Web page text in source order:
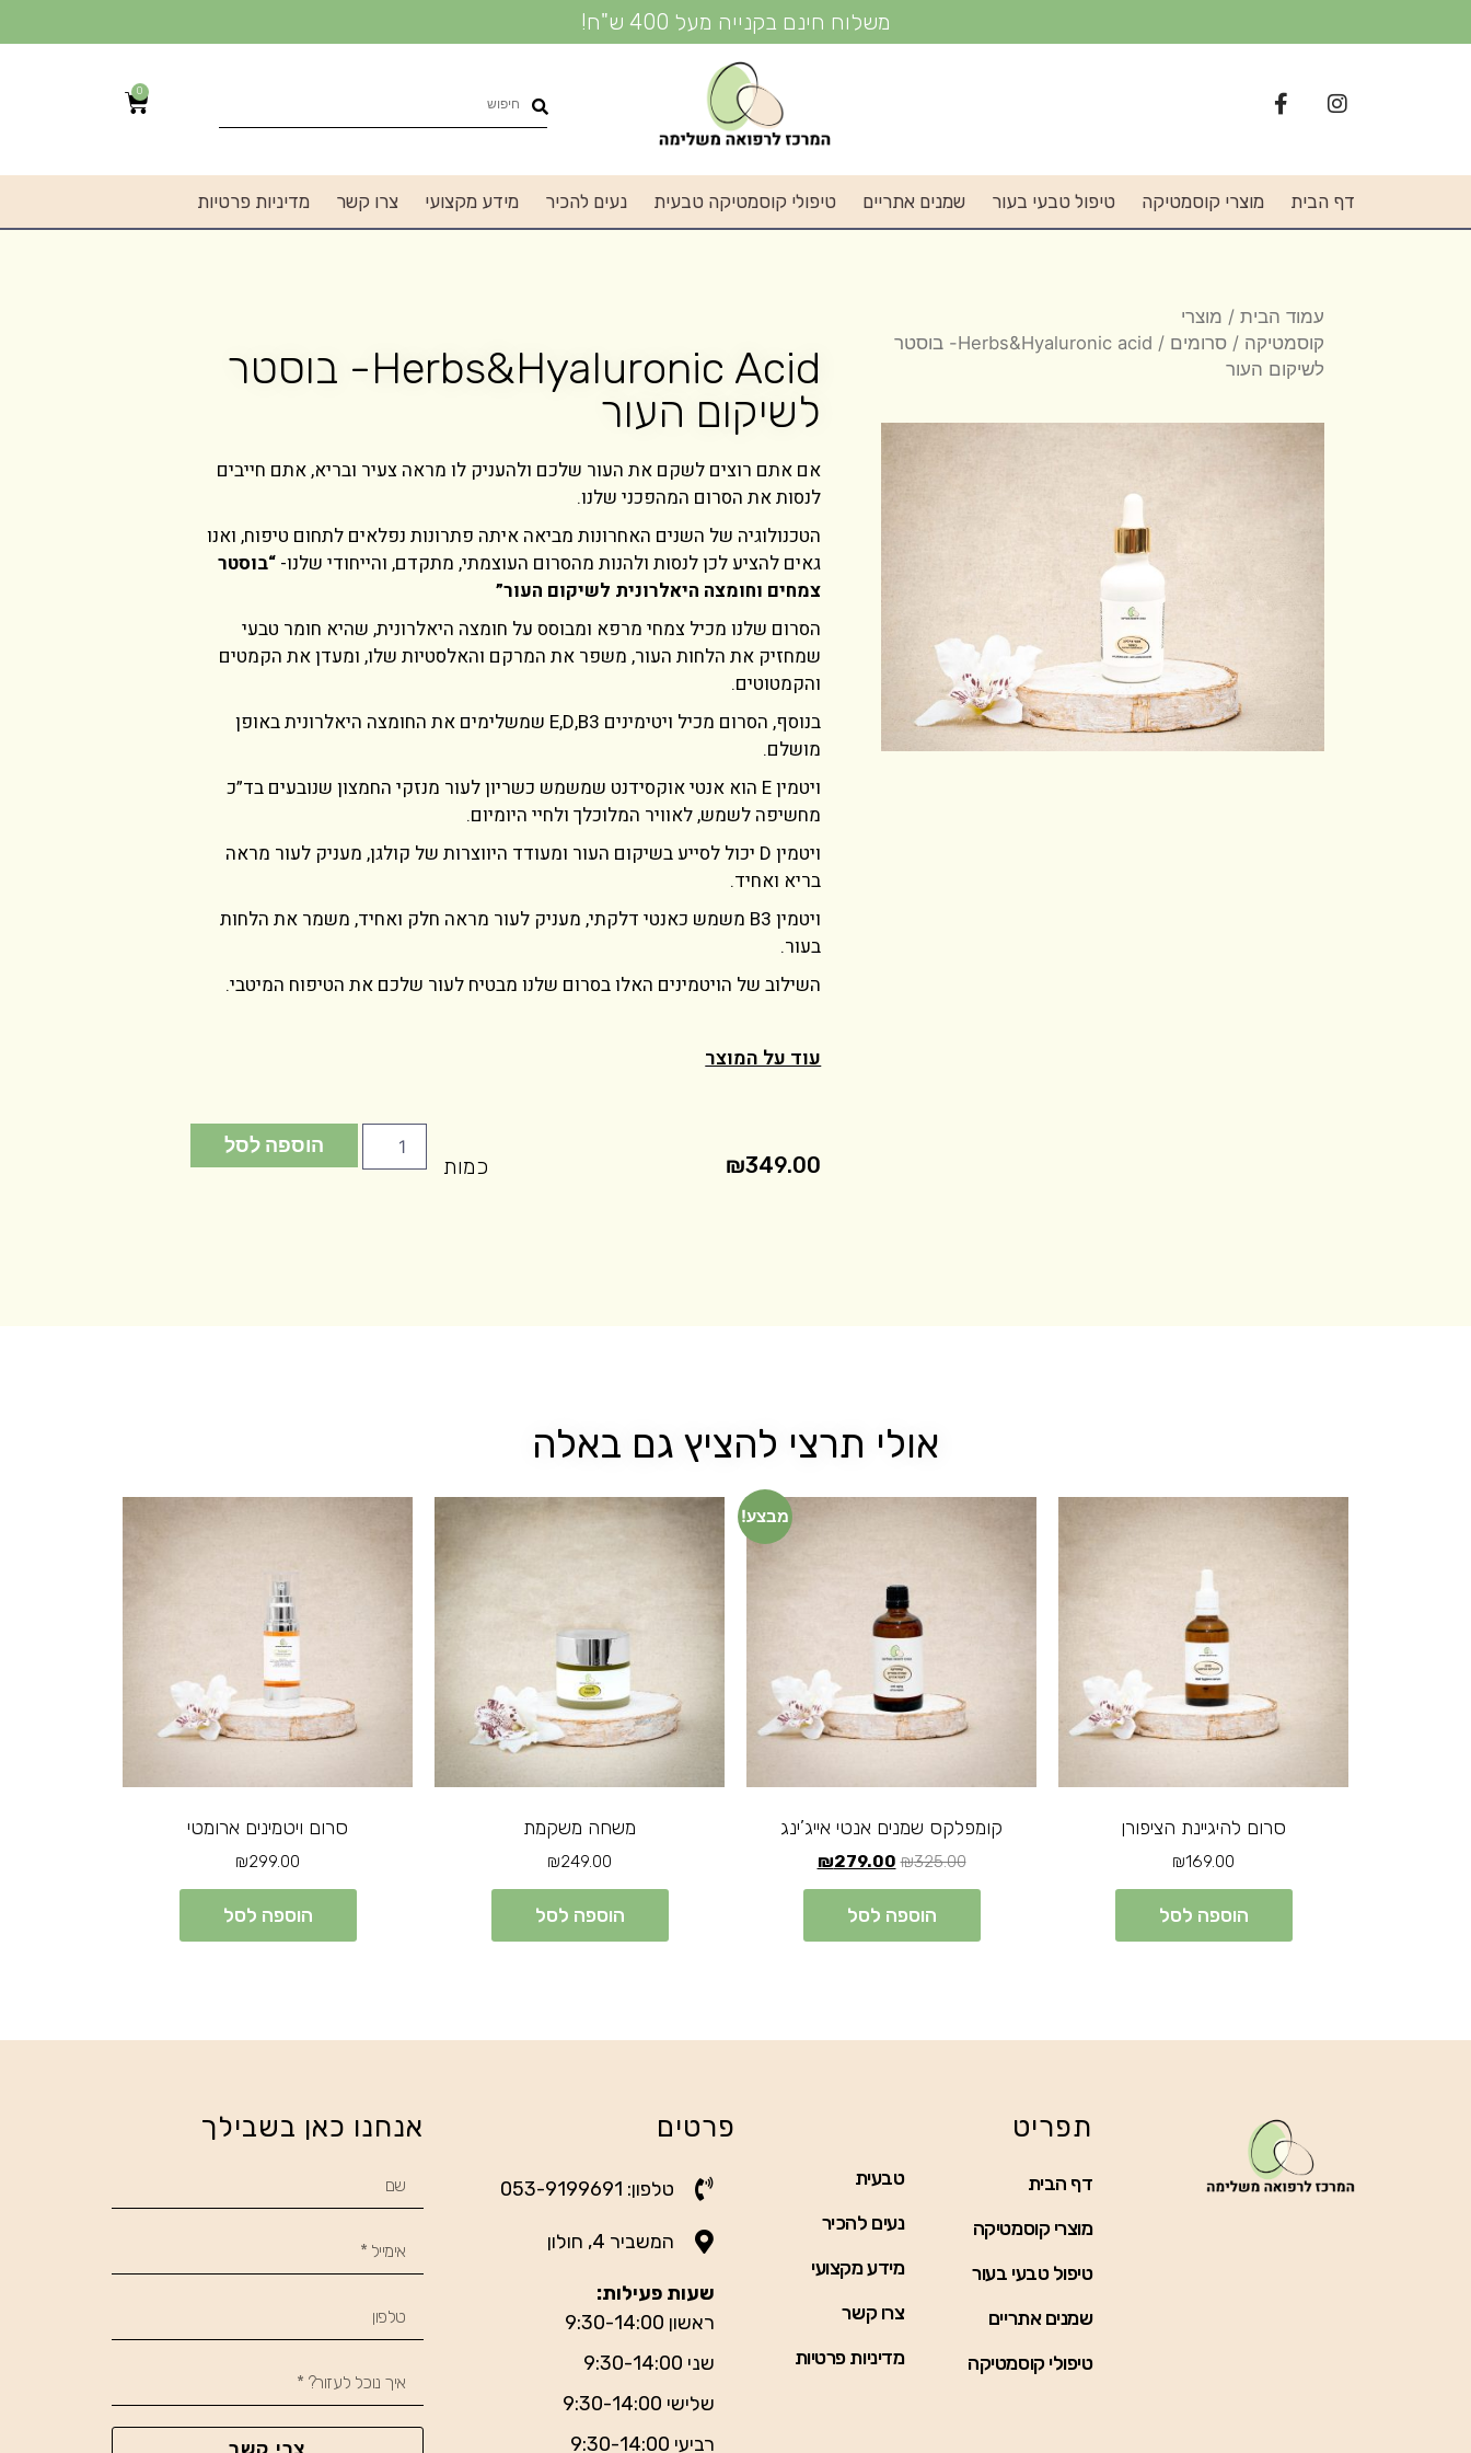
משלוח חינם בקנייה מעל 400 ש"ח!
0
דף הבית מוצרי קוסמטיקה טיפול טבעי בעור שמנים אתריים טיפולי קוסמטיקה טבעית נעים להכיר מידע מקצועי צרו קשר מדיניות פרטיות
עמוד הבית / מוצרי
קוסמטיקה /סרומים
/ Herbs&Hyaluronic acid- בוסטר
לשיקום העור
Herbs&Hyaluronic Acid- בוסטר
לשיקום העור
אם אתם רוצים לשקם את העור שלכם ולהעניק לו מראה צעיר ובריא, אתם חייבים
לנסות את הסרום המהפכני שלנו.
הטכנולוגיה של השנים האחרונות מביאה איתה פתרונות נפלאים לתחום טיפוח, ואנו
גאים להציע לכן לנסות ולהנות מהסרום העוצמתי, מתקדם, והייחודי שלנו- “בוסטר
צמחים וחומצה היאלרונית לשיקום העור”
הסרום שלנו מכיל צמחי מרפא ומבוסס על חומצה היאלרונית, שהיא חומר טבעי
שמחזיק את הלחות העור, משפר את המרקם והאלסטיות שלו, ומעדן את הקמטים
והקמטוטים.
בנוסף, הסרום מכיל ויטימינים E,D,B3 שמשלימים את החומצה היאלרונית באופן
מושלם.
ויטמין E הוא אנטי אוקסידנט שמשמש כשריון לעור מנזקי החמצון שנובעים בד”כ
מחשיפה לשמש, לאוויר המלוכלך ולחיי היומיום.
ויטמין D יכול לסייע בשיקום העור ומעודד היווצרות של קולגן, מעניק לעור מראה
בריא ואחיד.
ויטמין B3 משמש כאנטי דלקתי, מעניק לעור מראה חלק ואחיד, משמר את הלחות
בעור.
השילוב של הויטמינים האלו בסרום שלנו מבטיח לעור שלכם את הטיפוח המיטבי.
עוד על המוצר
₪349.00 כמות
הוספה לסל
אולי תרצי להציץ גם באלה
סרום להיגיינת הציפורן
₪169.00
הוספה לסל
מבצע!
קומפלקס שמנים אנטי אייג’ינג
₪325.00
₪279.00
הוספה לסל
משחה משקמת
₪249.00
הוספה לסל
סרום ויטמינים ארומטי
₪299.00
הוספה לסל
תפריט
דף הבית
מוצרי קוסמטיקה
טיפול טבעי בעור
שמנים אתריים
טיפולי קוסמטיקה
טבעית
נעים להכיר
מידע מקצועי
צרו קשר
מדיניות פרטיות
פרטים
טלפון: 053-9199691
המשביר 4, חולון
שעות פעילות:
ראשון 9:30-14:00
שני 9:30-14:00
שלישי 9:30-14:00
רביעי 9:30-14:00
אנחנו כאן בשבילך